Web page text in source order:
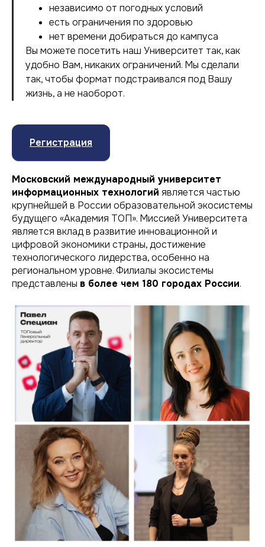
независимо от погодных условий
есть ограничения по здоровью
нет времени добираться до кампуса
Вы можете посетить наш Университет так, как
удобно Вам, никаких ограничений. Мы сделали
так, чтобы формат подстраивался под Вашу
жизнь, а не наоборот.
Регистрация
Московский международный университет
информационных технологий является частью
крупнейшей в России образовательной экосистемы
будущего «Академия ТОП». Миссией Университета
является вклад в развитие инновационной и
цифровой экономики страны, достижение
технологического лидерства, особенно на
региональном уровне. Филиалы экосистемы
представлены в более чем 180 городах России.